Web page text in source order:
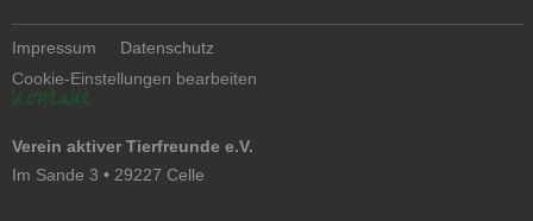
Navigation
überspringen
Impressum
Datenschutz
Cookie-Einstellungen bearbeiten
Kontakt
Verein aktiver Tierfreunde e.V.
Im Sande 3 • 29227 Celle